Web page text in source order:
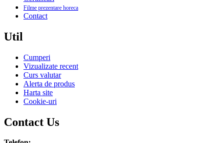
Filme prezentare horeca
Contact
Util
Cumperi
Vizualizate recent
Curs valutar
Alerta de produs
Harta site
Cookie-uri
Contact Us